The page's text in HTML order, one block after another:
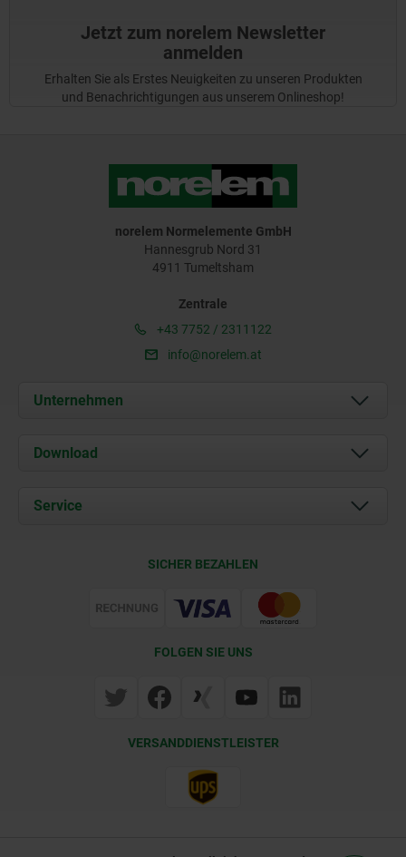
Jetzt zum norelem Newsletter
anmelden
Erhalten Sie als Erstes Neuigkeiten zu unseren Produkten
und Benachrichtigungen aus unserem Onlineshop!
norelem Normelemente GmbH
Hannesgrub Nord 31
4911 Tumeltsham
Zentrale
+43 7752 / 2311122
info@norelem.at
Unternehmen
Über uns
Kontakt
Download
Dokumente
Service
SICHER BEZAHLEN
FOLGEN SIE UNS
VERSANDDIENSTLEISTER